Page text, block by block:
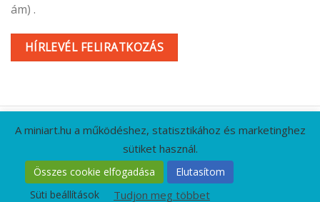
ám) .
HÍRLEVÉL FELIRATKOZÁS
KAPCSOLAT GYIK CÉGADATOK
ÁSZF
ADATVÉDELMI IRÁNYELVEK
RÓLUNK
Minden jog fenntartva 2026 ©
A miniart.hu a működéshez, statisztikához és marketinghez
sütiket használ.
Összes cookie elfogadása
Elutasítom
Süti beállítások
Tudjon meg többet